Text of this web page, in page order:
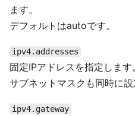
ます。
デフォルトはautoです。
ipv4.addresses
固定IPアドレスを指定します。
サブネットマスクも同時に設
ipv4.gateway